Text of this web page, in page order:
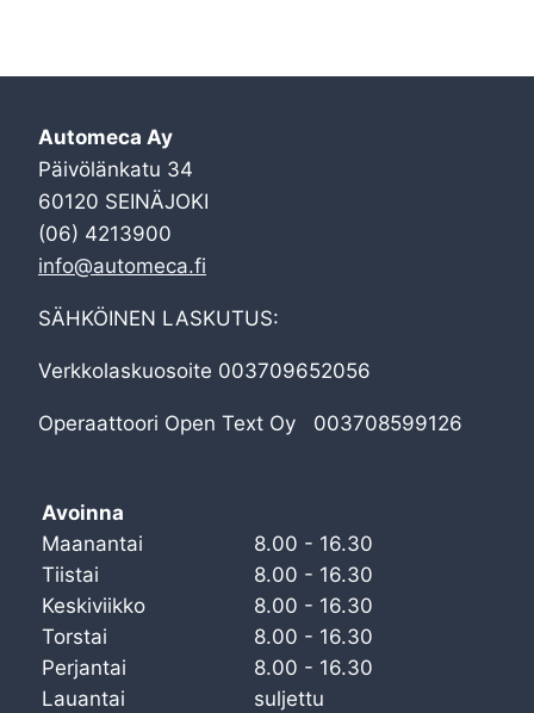
Automeca Ay
Päivölänkatu 34
60120 SEINÄJOKI
(06) 4213900
info@automeca.fi
SÄHKÖINEN LASKUTUS:
Verkkolaskuosoite 003709652056
Operaattoori Open Text Oy 003708599126
Avoinna
Maanantai
8.00 - 16.30
Tiistai
8.00 - 16.30
Keskiviikko
8.00 - 16.30
Torstai
8.00 - 16.30
Perjantai
8.00 - 16.30
Lauantai
suljettu